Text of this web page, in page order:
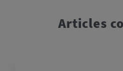
Articles